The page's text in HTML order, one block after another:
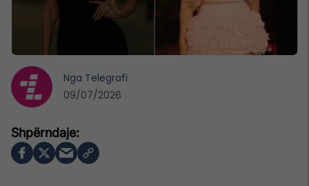
Nga Telegrafi
09/07/2026